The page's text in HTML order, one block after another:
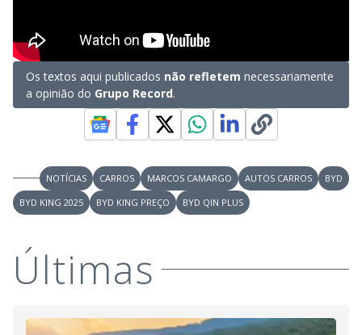
Os textos aqui publicados não refletem necessariamente
a opinião do Grupo Record.
NOTÍCIAS CARROS MARCOS CAMARGO AUTOS CARROS
BYD
BYD KING 2025
BYD KING PREÇO BYD QIN PLUS
Últimas